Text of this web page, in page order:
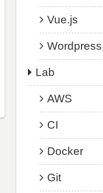
Vue.js
Wordpress
Lab
AWS
CI
Docker
Git